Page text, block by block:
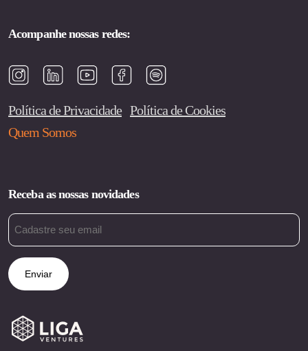
Acompanhe nossas redes:
Política de Privacidade Política de Cookies
Quem Somos
Receba as nossas novidades
Email